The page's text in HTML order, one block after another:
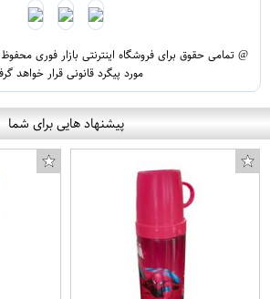
@ تمامی حقوق برای فروشگاه اینترنتی بازار فوری
مورد پیگرد قانونی قرار خواهد
پیشنهاد هایی برای شما